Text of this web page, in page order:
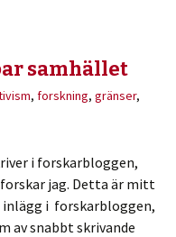
samhället
, forskning, gränser,
i forskarbloggen,
jag. Detta är mitt
i forskarbloggen,
av snabbt skrivande